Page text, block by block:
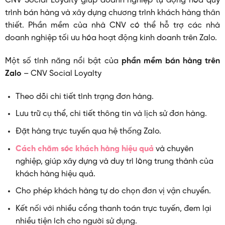
trình bán hàng và xây dựng chương trình khách hàng thân
thiết. Phần mềm của nhà CNV có thể hỗ trợ các nhà
doanh nghiệp tối ưu hóa hoạt động kinh doanh trên Zalo.
Một số tính năng nổi bật của phần mềm bán hàng trên
Zalo – CNV Social Loyalty
Theo dõi chi tiết tình trạng đơn hàng.
Lưu trữ cụ thể, chi tiết thông tin và lịch sử đơn hàng.
Đặt hàng trực tuyến qua hệ thống Zalo.
Cách chăm sóc khách hàng hiệu quả và chuyên
nghiệp, giúp xây dựng và duy trì lòng trung thành của
khách hàng hiệu quả.
Cho phép khách hàng tự do chọn đơn vị vận chuyển.
Kết nối với nhiều cổng thanh toán trực tuyến, đem lại
nhiều tiện ích cho người sử dụng.